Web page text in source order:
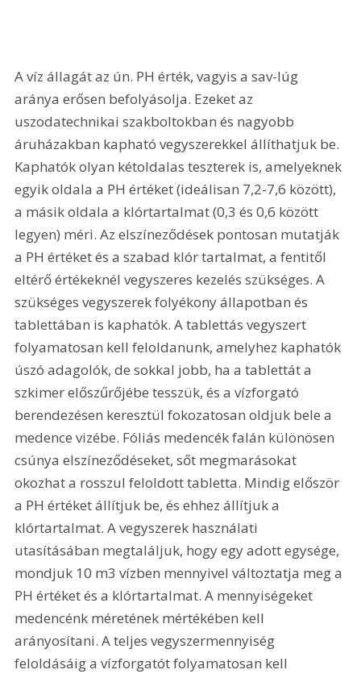
A víz állagát az ún. PH érték, vagyis a sav-lúg
aránya erősen befolyásolja. Ezeket az
uszodatechnikai szakboltokban és nagyobb
áruházakban kapható vegyszerekkel állíthatjuk be.
Kaphatók olyan kétoldalas teszterek is, amelyeknek
egyik oldala a PH értéket (ideálisan 7,2-7,6 között),
a másik oldala a klórtartalmat (0,3 és 0,6 között
legyen) méri. Az elszíneződések pontosan mutatják
a PH értéket és a szabad klór tartalmat, a fentitől
eltérő értékeknél vegyszeres kezelés szükséges. A
szükséges vegyszerek folyékony állapotban és
tablettában is kaphatók. A tablettás vegyszert
folyamatosan kell feloldanunk, amelyhez kaphatók
úszó adagolók, de sokkal jobb, ha a tablettát a
szkimer előszűrőjébe tesszük, és a vízforgató
berendezésen keresztül fokozatosan oldjuk bele a
medence vizébe. Fóliás medencék falán különösen
csúnya elszíneződéseket, sőt megmarásokat
okozhat a rosszul feloldott tabletta. Mindig először
a PH értéket állítjuk be, és ehhez állítjuk a
klórtartalmat. A vegyszerek használati
utasításában megtaláljuk, hogy egy adott egysége,
mondjuk 10 m3 vízben mennyivel változtatja meg a
PH értéket és a klórtartalmat. A mennyiségeket
medencénk méretének mértékében kell
arányosítani. A teljes vegyszermennyiség
feloldásáig a vízforgatót folyamatosan kell